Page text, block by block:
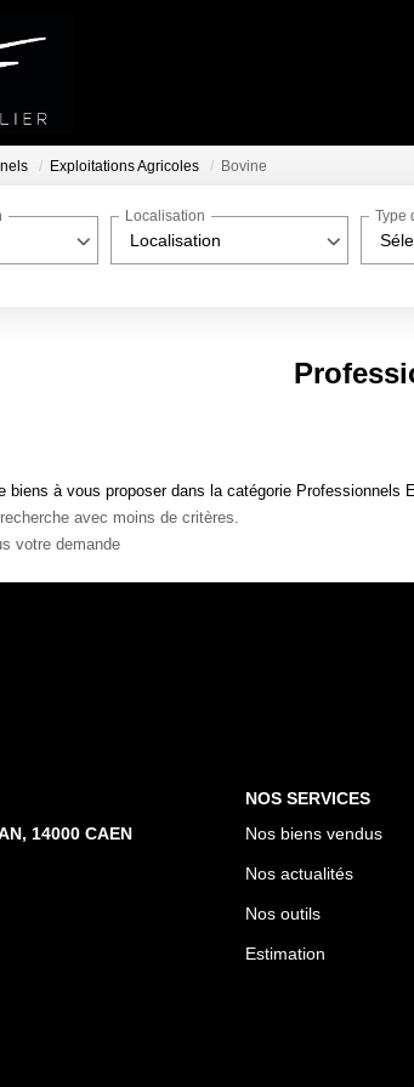
Exploitations Agricoles Bovine
Localisation
Localisation Type
biens à vous proposer dans la catégorie
avec moins de critères.
votre demande
14000 CAEN
NOS SERVICES
Nos biens vendus
Nos actualités
Nos outils
Estimation